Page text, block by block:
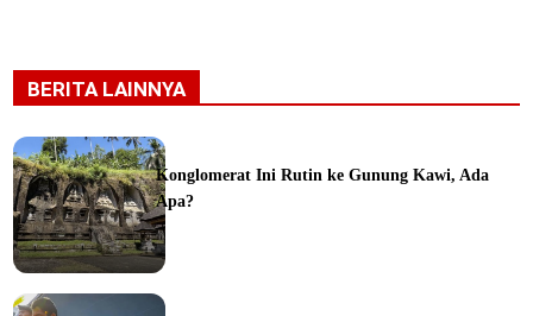
BERITA LAINNYA
Konglomerat Ini Rutin ke Gunung Kawi, Ada
Apa?